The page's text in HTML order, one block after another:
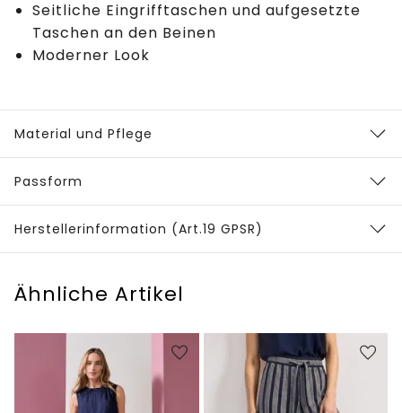
Seitliche Eingrifftaschen und aufgesetzte
Taschen an den Beinen
Moderner Look
Material und Pflege
Passform
Herstellerinformation (Art.19 GPSR)
Ähnliche Artikel